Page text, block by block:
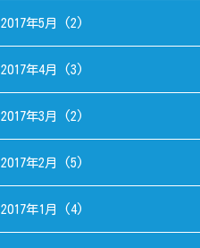
2017年5月 (2)
2017年4月 (3)
2017年3月 (2)
2017年2月 (5)
2017年1月 (4)